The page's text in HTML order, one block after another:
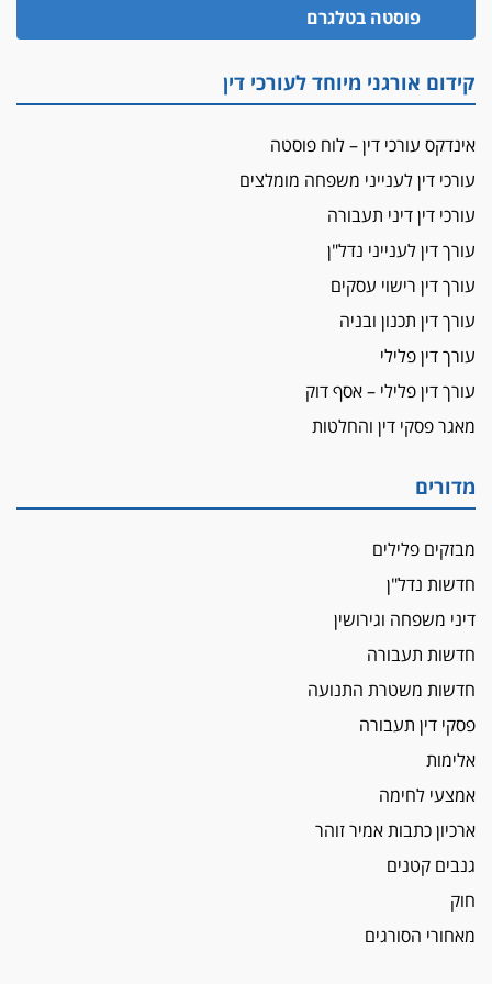
מאסר בפועל לעו"ד מהצפון שהגיש תביעות
פיקטיביות בשם פלסטינים
על המידתיות
ביה"ד המשמעתי ביטל השעיה לצמיתות של
אשם
עו"ד הלל בבייב הורשע בהונאת עשרות לקוחות,
ההסדר: 7-9 שנות מאסר
דין ומקרקעין
עורך דין ברמת השרון נחקר בחשד למרמה בעסקת
נדל"ן
"אני מכינה 5-6 ג'וינטים ביום"
תובעת משטרתית פוטרה בחשד לעישון סמים
שנחשף בפעילות בלשים בטלגרם
לא בכל יום
הכנסת אישרה
איבה
איתות מירושלים
יו"ר המחוז צ'צ'קס מכנס ישיבה להדחת
מחאת הפרקליטים והסנגורים
עם השופטים
הביקורת חוגגת
מבקר לשכת עורכי הדין בתביעה נגד "איכות
נכנס לאינדקס
לפני נקיטת צעדים
פוסטה בטלגרם
קידום אורגני מיוחד לעורכי דין
אינדקס עורכי דין – לוח פוסטה
עורכי דין לענייני משפחה מומלצים
עורכי דין דיני תעבורה
עורך דין לענייני נדל"ן
עורך דין רישוי עסקים
עורך דין תכנון ובניה
עורך דין פלילי
עורך דין פלילי – אסף דוק
מאגר פסקי דין והחלטות
מדורים
מבזקים פלילים
חדשות נדל"ן
דיני משפחה וגירושין
חדשות תעבורה
חדשות משטרת התנועה
פסקי דין תעבורה
אלימות
אמצעי לחימה
ארכיון כתבות אמיר זוהר
גנבים קטנים
חוק
מאחורי הסורגים